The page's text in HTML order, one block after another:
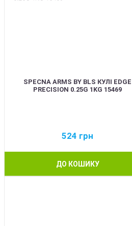
SPECNA ARMS BY BLS КУЛІ EDGE
PRECISION 0.25G 1KG 15469
524 грн
ДО КОШИКУ